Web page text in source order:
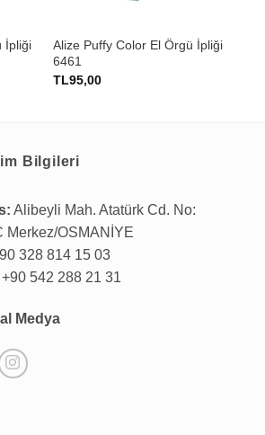
İpliği
Alize Puffy Color El Örgü İpliği
6461
TL95,00
Bilgileri
Alibeyli Mah. Atatürk Cd. No:
Merkez/OSMANİYE
328 814 15 03
542 288 21 31
Medya